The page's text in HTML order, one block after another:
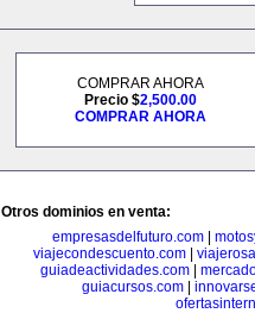
COMPRAR AHORA
Precio $2,500.00
COMPRAR AHORA
Otros dominios en venta:
empresasdelfuturo.com|
viajecondescuento.com
guiadeactividades.com|
guiacursos.com|